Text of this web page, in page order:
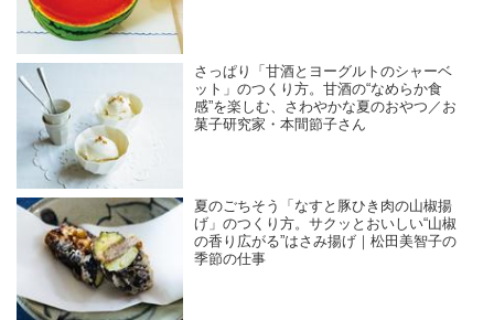
さっぱり「甘酒とヨーグルトのシャーベ
ット」のつくり方。甘酒の“なめらか食
感”を楽しむ、さわやかな夏のおやつ／お
菓子研究家・本間節子さん
夏のごちそう「なすと豚ひき肉の山椒揚
げ」のつくり方。サクッとおいしい“山椒
の香り広がる”はさみ揚げ｜松田美智子の
季節の仕事